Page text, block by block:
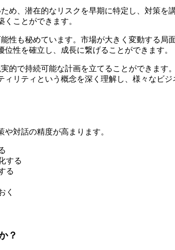
め、潜在的なリスクを早期に特定し、対策を
ことができます。
性も秘めています。市場が大きく変動する局
性を確立し、成長に繋げることができます。
的で持続可能な計画を立てることができます
リティという概念を深く理解し、様々なビ
対話の精度が高まります。
する
る
く
？